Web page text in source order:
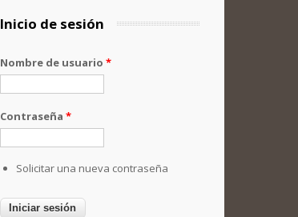
Inicio de sesión
Nombre de usuario *
Contraseña *
Solicitar una nueva contraseña